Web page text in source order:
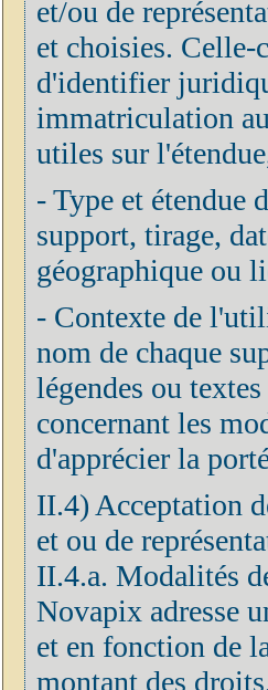
et/ou de
et choisies. Celle-
d'identifier
immatriculation
utiles sur
- Type et
support, tirage,
géographique ou
- Contexte de
nom de chaque
légendes ou
concernant les
d'apprécier la
II.4) Acceptation
et ou de
II.4.a. Modalités
Novapix adresse
et en fonction de
montant des